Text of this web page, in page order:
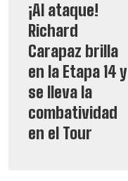
¡Al ataque!
Richard
Carapaz brilla
en la Etapa 14 y
se lleva la
combatividad
en el Tour